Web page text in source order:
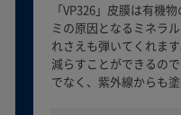
「VP326」皮膜は有機
ミの原因となるミネラ
れさえも弾いてくれま
減らすことができるの
でなく、紫外線からも塗